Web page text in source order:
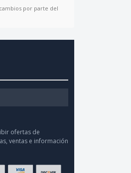
por parte del
ofertas de
ventas e información